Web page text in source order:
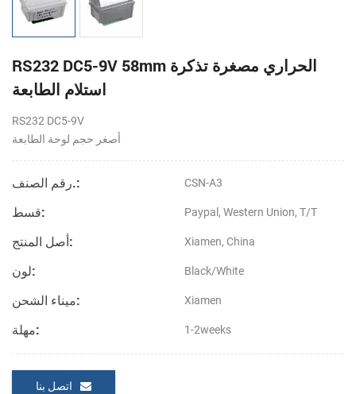
RS232 DC5-9V 58mm الحراري مصغرة تذكرة
استلام الطابعة
RS232 DC5-9V
أصغر حجم لوحة الطابعة
رقم الصنف.: CSN-A3
قسط: Paypal, Western Union, T/T
أصل المنتج: Xiamen, China
لون: Black/White
ميناء الشحن: Xiamen
مهلة: 1-2weeks
اتصل بنا